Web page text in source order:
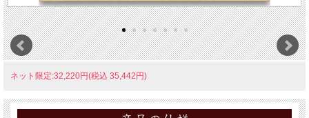
ネット限定:32,220円(税込 35,442円)